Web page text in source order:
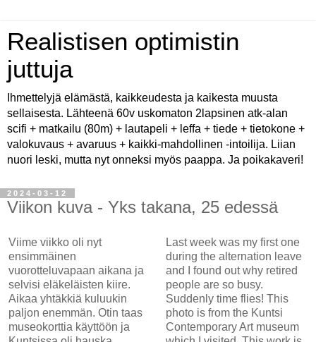
Realistisen optimistin
juttuja
Ihmettelyjä elämästä, kaikkeudesta ja kaikesta muusta
sellaisesta. Lähteenä 60v uskomaton 2lapsinen atk-alan
scifi + matkailu (80m) + lautapeli + leffa + tiede + tietokone +
valokuvaus + avaruus + kaikki-mahdollinen -intoilija. Liian
nuori leski, mutta nyt onneksi myös paappa. Ja poikakaveri!
2024-03-12
Viikon kuva - Yks takana, 25 edessä
Viime viikko oli nyt
ensimmäinen
vuorotteluvapaan aikana ja
selvisi eläkeläisten kiire.
Aikaa yhtäkkiä kuluukin
paljon enemmän. Otin taas
museokorttia käyttöön ja
Last week was my first one
during the alternation leave
and I found out why retired
people are so busy.
Suddenly time flies! This
photo is from the Kuntsi
Contemporary Art museum